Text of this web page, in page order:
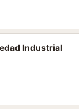
Industrial